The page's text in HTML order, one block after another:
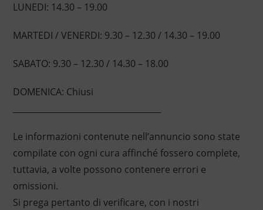
LUNEDI: 14.30 – 19.00
MARTEDI / VENERDI: 9.30 – 12.30 / 14.30 – 19.00
SABATO: 9.30 – 12.30 / 14.30 – 18.00
DOMENICA: Chiusi
Le informazioni contenute nell’annuncio sono state
compilate con ogni cura affinché fossero complete,
tuttavia, a volte possono contenere errori e
omissioni.
Si prega pertanto di verificare, con i nostri